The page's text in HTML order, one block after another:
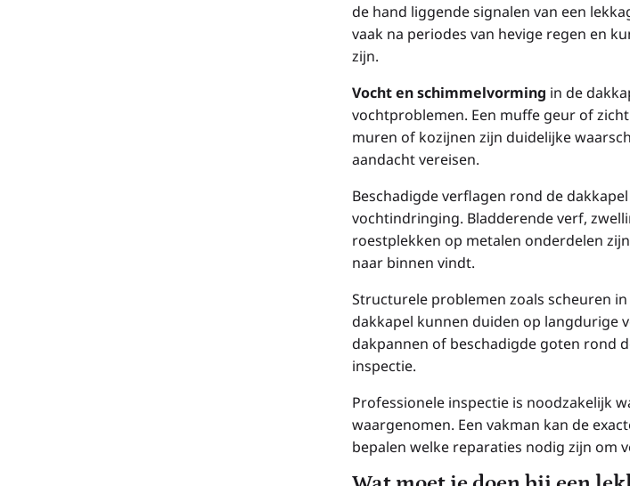
de hand liggende signalen van een
vaak na periodes van hevige regen en
zijn.
Vocht en schimmelvorming in de
vochtproblemen. Een muffe geur of
muren of kozijnen zijn duidelijke
aandacht vereisen.
Beschadigde verflagen rond de
vochtindringing. Bladderende verf,
roestplekken op metalen onderdelen
naar binnen vindt.
Structurele problemen zoals scheuren
dakkapel kunnen duiden op langdurige
dakpannen of beschadigde goten rond
inspectie.
Professionele inspectie is noodzakelijk
waargenomen. Een vakman kan de
bepalen welke reparaties nodig zijn om